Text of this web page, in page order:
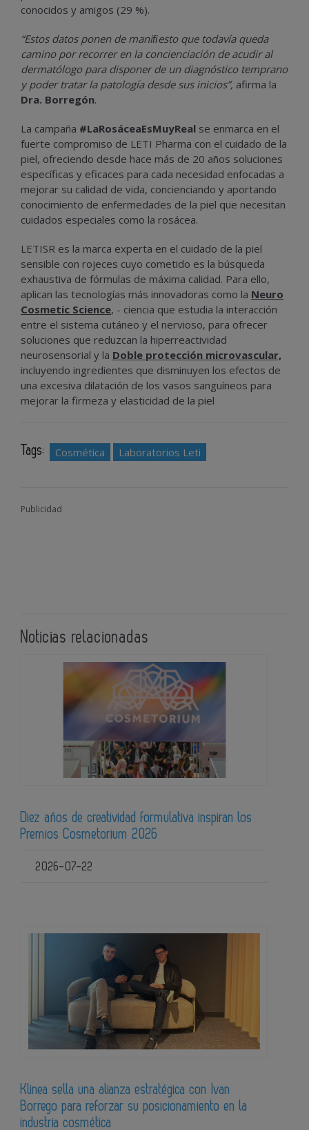
conocidos y amigos (29 %).
“Estos datos ponen de maniﬁesto que todavía queda
camino por recorrer en la concienciación de acudir al
dermatólogo para disponer de un diagnóstico temprano
y poder tratar la patología desde sus inicios”, afirma la
Dra. Borregón.
La campaña #LaRosáceaEsMuyReal se enmarca en el
fuerte compromiso de LETI Pharma con el cuidado de la
piel, ofreciendo desde hace más de 20 años soluciones
específicas y eficaces para cada necesidad enfocadas a
mejorar su calidad de vida, concienciando y aportando
conocimiento de enfermedades de la piel que necesitan
cuidados especiales como la rosácea.
LETISR es la marca experta en el cuidado de la piel
sensible con rojeces cuyo cometido es la búsqueda
exhaustiva de fórmulas de máxima calidad. Para ello,
aplican las tecnologías más innovadoras como la Neuro
Cosmetic Science, - ciencia que estudia la interacción
entre el sistema cutáneo y el nervioso, para ofrecer
soluciones que reduzcan la hiperreactividad
neurosensorial y la Doble protección microvascular,
incluyendo ingredientes que disminuyen los efectos de
una excesiva dilatación de los vasos sanguíneos para
mejorar la firmeza y elasticidad de la piel
Tags: Cosmética Laboratorios Leti
Publicidad
Noticias relacionadas
Diez años de creatividad formulativa inspiran los
Premios Cosmetorium 2026
2026-07-22
Klinea sella una alianza estratégica con Ivan
Borrego para reforzar su posicionamiento en la
industria cosmética